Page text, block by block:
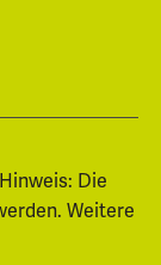
Die
Weitere